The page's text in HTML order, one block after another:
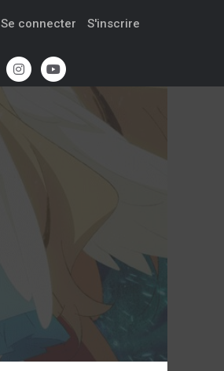
Se connecter S'inscrire